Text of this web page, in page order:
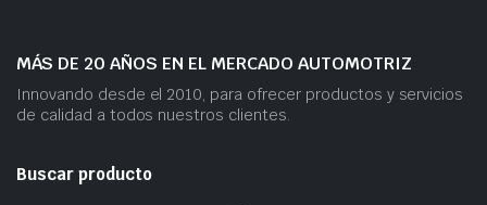
MÁS DE 20 AÑOS EN EL MERCADO AUTOMOTRIZ
Innovando desde el 2010, para ofrecer productos y servicios
de calidad a todos nuestros clientes.
Buscar producto